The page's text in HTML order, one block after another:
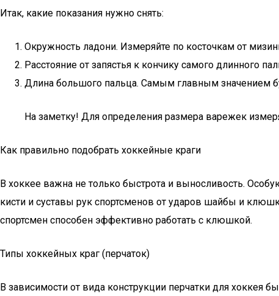
Итак, какие показания нужно снять:
Окружность ладони. Измеряйте по косточкам от
Расстояние от запястья к кончику самого длинного
Длина большого пальца. Самым главным значением
На заметку! Для определения размера варежек
Как правильно подобрать хоккейные краги
В хоккее важна не только быстрота и выносливость.
кисти и суставы рук спортсменов от ударов шайбы и
спортсмен способен эффективно работать с клюшкой.
Типы хоккейных краг (перчаток)
В зависимости от вида конструкции перчатки для хоккея